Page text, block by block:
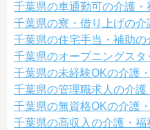
千葉県の車通勤可の介護・
千葉県の寮・借り上げの介
千葉県の住宅手当・補助の
千葉県のオープニングス
千葉県の未経験OKの介護
千葉県の管理職求人の介護
千葉県の無資格OKの介護
千葉県の高収入の介護・福